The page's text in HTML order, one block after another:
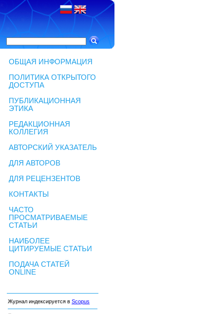
ОБЩАЯ ИНФОРМАЦИЯ
ПОЛИТИКА ОТКРЫТОГО
ДОСТУПА
ПУБЛИКАЦИОННАЯ
ЭТИКА
РЕДАКЦИОННАЯ
КОЛЛЕГИЯ
АВТОРСКИЙ УКАЗАТЕЛЬ
ДЛЯ АВТОРОВ
ДЛЯ РЕЦЕНЗЕНТОВ
КОНТАКТЫ
ЧАСТО
ПРОСМАТРИВАЕМЫЕ
СТАТЬИ
НАИБОЛЕЕ
ЦИТИРУЕМЫЕ СТАТЬИ
ПОДАЧА СТАТЕЙ
ONLINE
Журнал индексируется в Scopus